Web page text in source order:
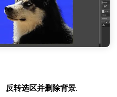
反转选区并删除背景.